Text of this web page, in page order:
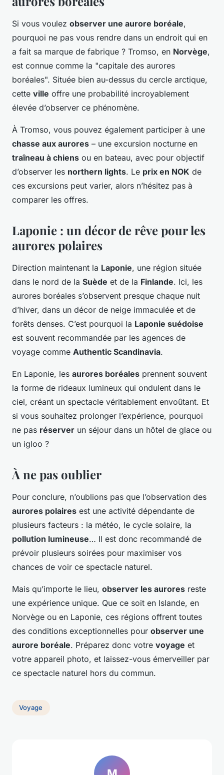
Si vous voulez observer une aurore boréale,
pourquoi ne pas vous rendre dans un endroit qui en
a fait sa marque de fabrique ? Tromso, en Norvège,
est connue comme la "capitale des aurores
boréales". Située bien au-dessus du cercle arctique,
cette ville offre une probabilité incroyablement
élevée d’observer ce phénomène.
À Tromso, vous pouvez également participer à une
chasse aux aurores – une excursion nocturne en
traîneau à chiens ou en bateau, avec pour objectif
d’observer les northern lights. Le prix en NOK de
ces excursions peut varier, alors n’hésitez pas à
comparer les offres.
Laponie : un décor de rêve pour les
aurores polaires
Direction maintenant la Laponie, une région située
dans le nord de la Suède et de la Finlande. Ici, les
aurores boréales s’observent presque chaque nuit
d’hiver, dans un décor de neige immaculée et de
forêts denses. C’est pourquoi la Laponie suédoise
est souvent recommandée par les agences de
voyage comme Authentic Scandinavia.
En Laponie, les aurores boréales prennent souvent
la forme de rideaux lumineux qui ondulent dans le
ciel, créant un spectacle véritablement envoûtant. Et
si vous souhaitez prolonger l’expérience, pourquoi
ne pas réserver un séjour dans un hôtel de glace ou
un igloo ?
À ne pas oublier
Pour conclure, n’oublions pas que l’observation des
aurores polaires est une activité dépendante de
plusieurs facteurs : la météo, le cycle solaire, la
pollution lumineuse… Il est donc recommandé de
prévoir plusieurs soirées pour maximiser vos
chances de voir ce spectacle naturel.
Mais qu’importe le lieu, observer les aurores reste
une expérience unique. Que ce soit en Islande, en
Norvège ou en Laponie, ces régions offrent toutes
des conditions exceptionnelles pour observer une
aurore boréale. Préparez donc votre voyage et
votre appareil photo, et laissez-vous émerveiller par
ce spectacle naturel hors du commun.
Voyage